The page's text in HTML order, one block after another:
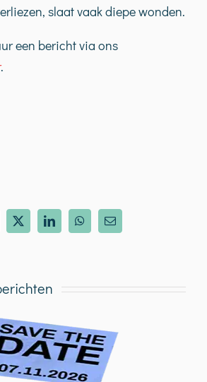
slaat vaak diepe wonden.
een bericht via ons
.
X LinkedInWhatsApp
E-
mail